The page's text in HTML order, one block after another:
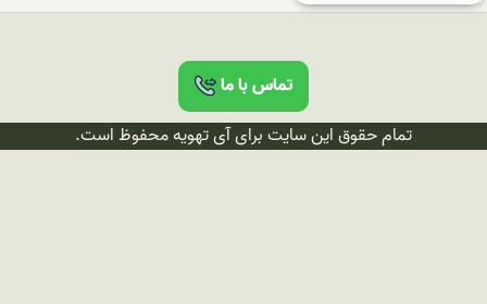
تماس با ما
تمام حقوق این سایت برای آی تهویه محفوظ است.